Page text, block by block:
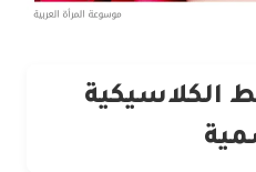
الكلاسيكية